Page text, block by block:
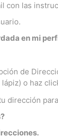
las
en mi
de
o haz
dirección